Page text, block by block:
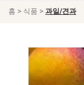
홈 > 식품 > 과일/견과